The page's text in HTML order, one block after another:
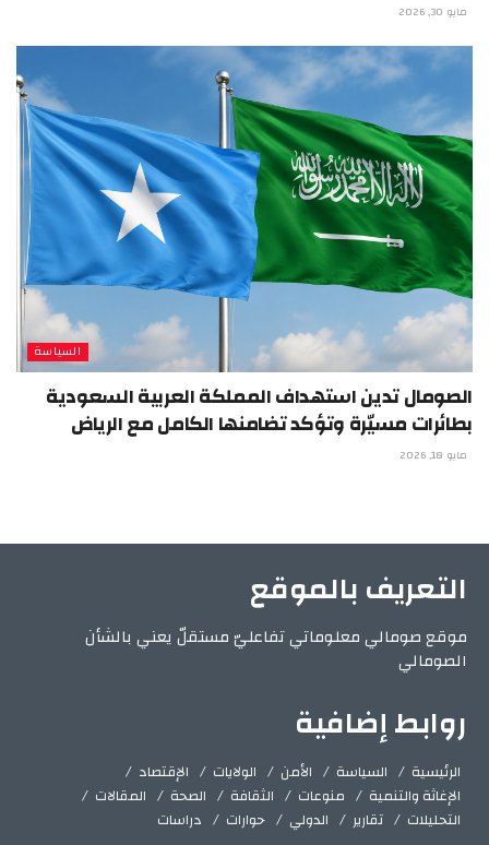
مايو 30, 2026
السياسة
الصومال تدين استهداف المملكة العربية السعودية
بطائرات مسيّرة وتؤكد تضامنها الكامل مع الرياض
مايو 18, 2026
التعريف بالموقع
موقع صومالي معلوماتي تفاعليّ مستقلّ يعني بالشأن
الصومالي
روابط إضافية
الرئيسية السياسة الأمن الولايات
الإقتصاد
الإغاثة والتنمية
منوعات الثقافة الصحة
المقالات
التحليلات
تقارير الدولي حوارات دراسات